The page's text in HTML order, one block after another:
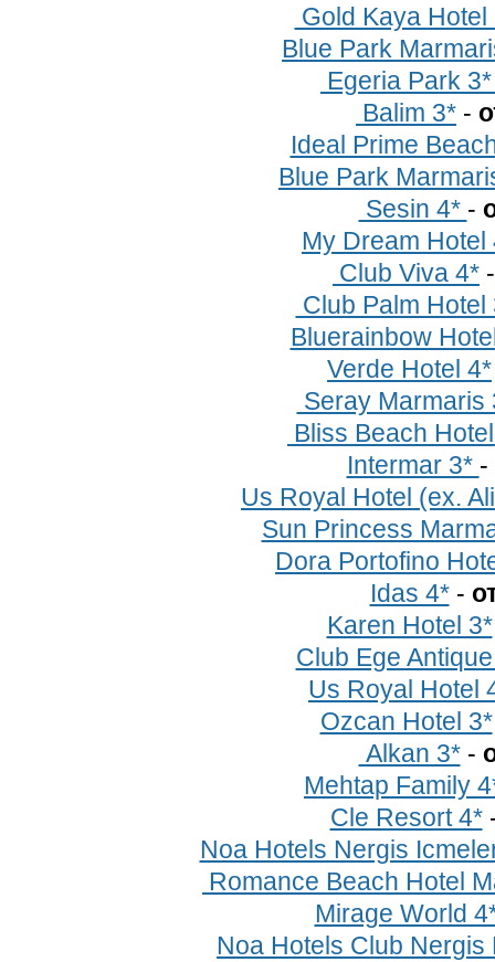
Gold Kaya
Blue Park
Egeria Park
Balim 3* -
Ideal Prime
Blue Park
Sesin 4* -
My Dream
Club Viva 4*
Club Palm
Bluerainbow
Verde Hotel 4*
Seray
Bliss Beach
Intermar 3* -
Us Royal Hotel (ex.
Sun Princess
Dora Portofino
Idas 4*-
Karen Hotel 3*
Club Ege
Us Royal Hotel
Ozcan Hotel 3*
Alkan 3*-
Mehtap Family
Cle Resort 4*
Noa Hotels Nergis
Romance Beach Hotel
Mirage World
Noa Hotels Club Nergis